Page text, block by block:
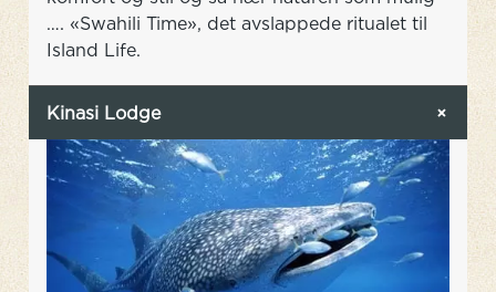
…. «Swahili Time», det avslappede ritualet til
Island Life.
Kinasi Lodge